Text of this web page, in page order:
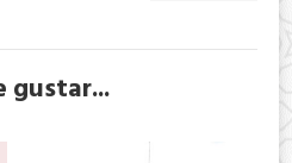
gustar...